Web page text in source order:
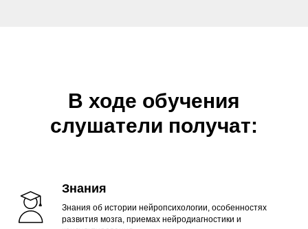
В ходе обучения
слушатели получат:
Знания
Знания об истории нейропсихологии, особенностях
развития мозга, приемах нейродиагностики и